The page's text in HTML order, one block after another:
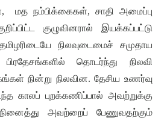
, மத நம்பிக்கைகள், சாதி அமைப்பு
குழுவினரால் இயக்கப்பட்டு
நிலவுடைமைச் சமுதாய
தொடர்ந்து நிலவி
நின்று நிலவின.தேசிய உணர்வு
காலப் புறக்கணிப்பால் அவற்றுக்கு
அவற்றைப் பேணுவதற்கும்